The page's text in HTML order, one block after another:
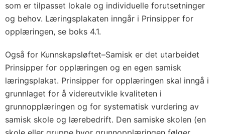
som er tilpasset lokale og individuelle forutsetninger
og behov. Læringsplakaten inngår i Prinsipper for
opplæringen, se boks 4.1.
Også for Kunnskapsløftet–Samisk er det utarbeidet
Prinsipper for opplæringen og en egen samisk
læringsplakat. Prinsipper for opplæringen skal inngå i
grunnlaget for å videreutvikle kvaliteten i
grunnopplæringen og for systematisk vurdering av
samisk skole og lærebedrift. Den samiske skolen (en